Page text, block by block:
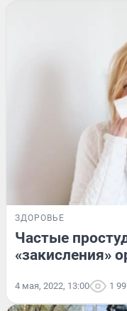
ЗДОРОВЬЕ
Частые
«закисления»
4 мая, 2022, 13:00 1